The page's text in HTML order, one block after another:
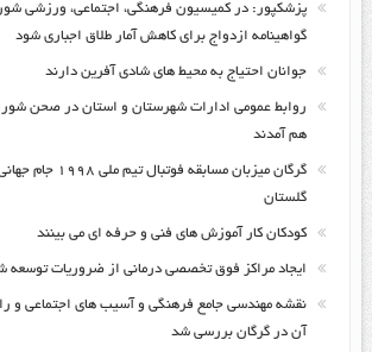
پزشکپور: در کمیسیون فرهنگی، اجتماعی، ورزشی
گواهینامه ازدواج برای کاهش آمار طلاق اجباری شود
جوانان احتیاج به محیط های شادی آفرین دارند
روابط عمومی ادارات شهرستان و استان در صحن
هم آمدند
گرگان میزبان مسابقه
گلستان
کودکان کار آموزش های فنی و حرفه ای می بینند
ایجاد مراکز فوق تخصصی درمانی از ضروریات توسعه
نقشه مهندسی جامع فرهنگی و آسیب های اجتماعی و
آن در گرگان بررسی شد